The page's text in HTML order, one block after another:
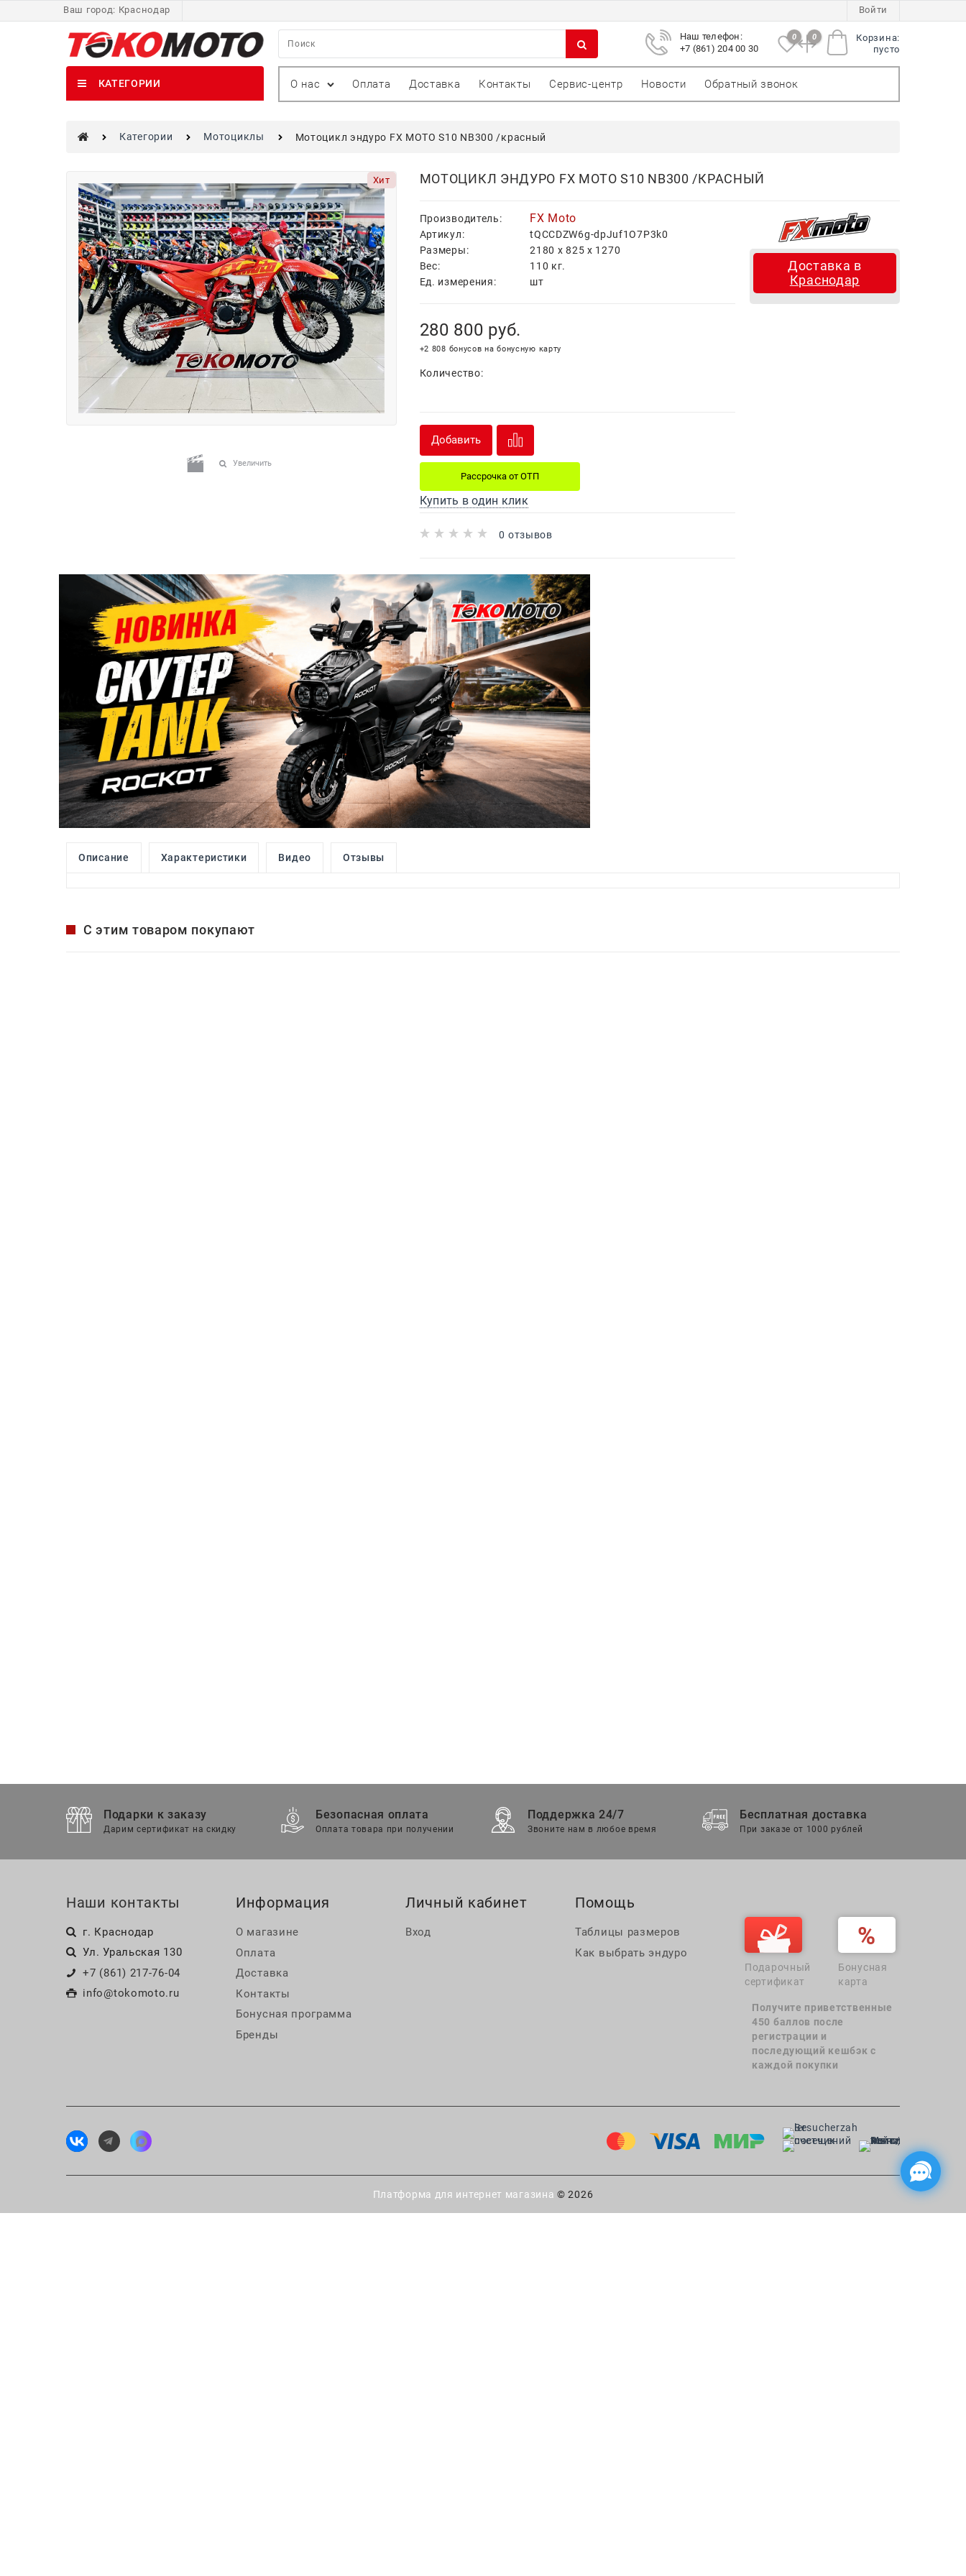
Ваш город: Краснодар Войти
Корзина:
пусто
0 0
Наш телефон:
+7 (861) 204 00 30
КАТЕГОРИИ О нас Оплата Доставка Контакты Сервис-центр Новости Обратный звонок
Категории Мотоциклы Мотоцикл эндуро FX MOTO S10 NB300 /красный
Хит
Увеличить
МОТОЦИКЛ ЭНДУРО FX MOTO S10 NB300 /КРАСНЫЙ
Производитель: FX Moto
Артикул:
tQCCDZW6g-dpJuf1O7P3k0
Размеры:
2180 x825 x 1270
Вес:
110 кг.
Ед. измерения:
шт
280 800 руб.
+2 808 бонусов на бонусную карту
Количество:
Добавить
Купить в один клик
Рассрочка от ОТП
0 отзывов
Доставка в
Краснодар
Описание Характеристики Видео Отзывы
С этим товаром покупают
Подарки к заказу
Дарим сертификат на скидку
Безопасная оплата
Оплата товара при получении
Поддержка 24/7
Звоните нам в любое время
Бесплатная доставка
При заказе от 1000 рублей
Наши контакты
г. Краснодар
Ул. Уральская 130
+7 (861) 217-76-04
info@tokomoto.ru
Информация
О магазине
Оплата
Доставка
Контакты
Бонусная программа
Бренды
Личный кабинет
Вход
Помощь
Таблицы размеров
Как выбрать эндуро
Подарочный
сертификат
Бонусная
карта
Получите приветственные
450 баллов после
регистрации и
последующий кешбэк с
каждой покупки
Платформа для интернет магазина © 2026